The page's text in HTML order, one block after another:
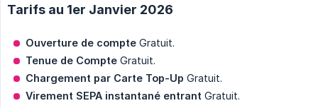
Tarifs au 1er Janvier 2026
Ouverture de compte Gratuit.
Tenue de Compte Gratuit.
Chargement par Carte Top-Up Gratuit.
Virement SEPA instantané entrant Gratuit.